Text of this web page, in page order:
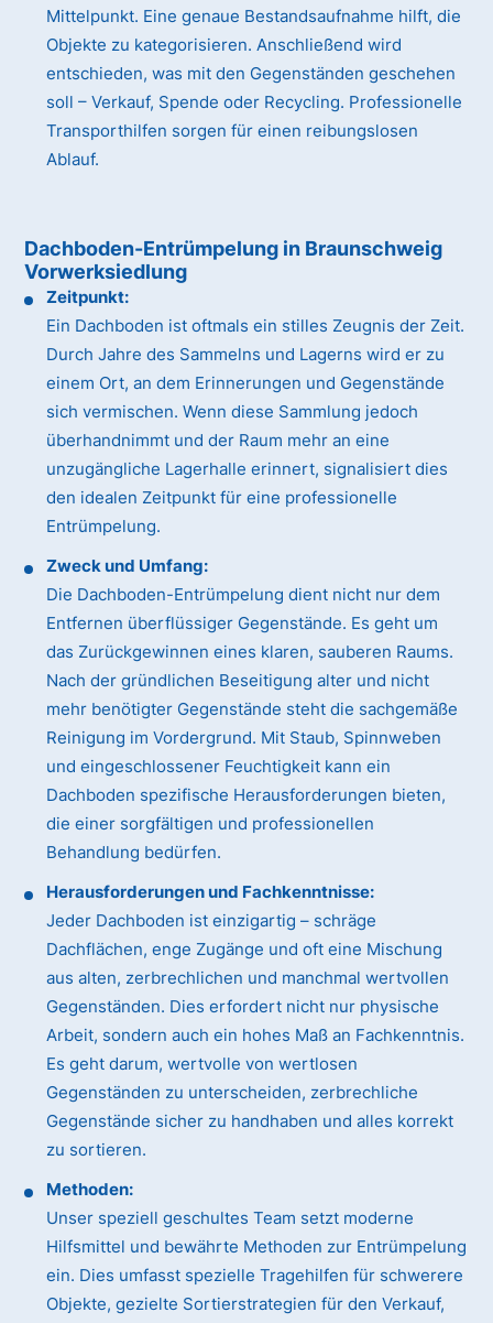
Mittelpunkt. Eine genaue Bestandsaufnahme hilft, die
Objekte zu kategorisieren. Anschließend wird
entschieden, was mit den Gegenständen geschehen
soll – Verkauf, Spende oder Recycling. Professionelle
Transporthilfen sorgen für einen reibungslosen
Ablauf.
Dachboden-Entrümpelung in Braunschweig
Vorwerksiedlung
Zeitpunkt:
Ein Dachboden ist oftmals ein stilles Zeugnis der Zeit.
Durch Jahre des Sammelns und Lagerns wird er zu
einem Ort, an dem Erinnerungen und Gegenstände
sich vermischen. Wenn diese Sammlung jedoch
überhandnimmt und der Raum mehr an eine
unzugängliche Lagerhalle erinnert, signalisiert dies
den idealen Zeitpunkt für eine professionelle
Entrümpelung.
Zweck und Umfang:
Die Dachboden-Entrümpelung dient nicht nur dem
Entfernen überflüssiger Gegenstände. Es geht um
das Zurückgewinnen eines klaren, sauberen Raums.
Nach der gründlichen Beseitigung alter und nicht
mehr benötigter Gegenstände steht die sachgemäße
Reinigung im Vordergrund. Mit Staub, Spinnweben
und eingeschlossener Feuchtigkeit kann ein
Dachboden spezifische Herausforderungen bieten,
die einer sorgfältigen und professionellen
Behandlung bedürfen.
Herausforderungen und Fachkenntnisse:
Jeder Dachboden ist einzigartig – schräge
Dachflächen, enge Zugänge und oft eine Mischung
aus alten, zerbrechlichen und manchmal wertvollen
Gegenständen. Dies erfordert nicht nur physische
Arbeit, sondern auch ein hohes Maß an Fachkenntnis.
Es geht darum, wertvolle von wertlosen
Gegenständen zu unterscheiden, zerbrechliche
Gegenstände sicher zu handhaben und alles korrekt
zu sortieren.
Methoden:
Unser speziell geschultes Team setzt moderne
Hilfsmittel und bewährte Methoden zur Entrümpelung
ein. Dies umfasst spezielle Tragehilfen für schwerere
Objekte, gezielte Sortierstrategien für den Verkauf,